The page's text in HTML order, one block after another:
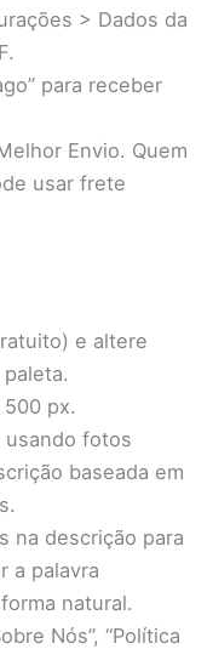
> Dados da
para receber
Envio. Quem
usar frete
e altere
px.
fotos
baseada em
na descrição para
a palavra
natural.
Nós”, “Política